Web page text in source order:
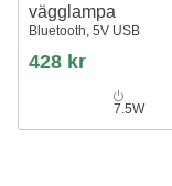
vägglampa
Bluetooth, 5V USB
428 kr
7.5W